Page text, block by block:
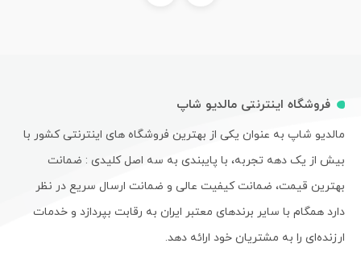
فروشگاه اینترنتی مالدیو شاپ
مالدیو شاپ به عنوان یکی از بهترین فروشگاه های اینترنتی کشور با
بیش از یک دهه تجربه، با پایبندی به سه اصل کلیدی : ضمانت
بهترین قیمت، ضمانت کیفیت عالی و ضمانت ارسال سریع در نظر
دارد همگام با سایر برندهای معتبر ایران به رقابت بپردازد و خدمات
ارزنده‌ای را به مشتریان خود ارائه دهد.